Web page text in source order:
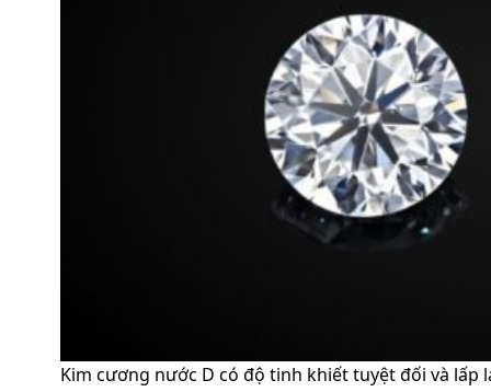
Kim cương nước D có độ tinh khiết tuyệt đối và lấp